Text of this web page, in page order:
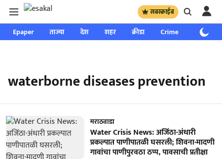
सबस्क्राईब
Epaper ताज्या देश शहर क्रीडा Crime साप्ताहिक
waterborne diseases prevention
मराठवाडा
Water Crisis News: अजिंठा-अंधारी
प्रकल्पात पाणीपातळी घसरली; शिवना-मादणी
गावांचा पाणीपुरवठा ठप्प, पावसाची प्रतीक्षा